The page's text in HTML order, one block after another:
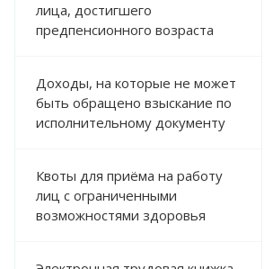
лица, достигшего
предпенсионного возраста
Доходы, на которые не может
быть обращено взыскание по
исполнительному документу
Квоты для приёма на работу
лиц с ограниченными
возможностями здоровья